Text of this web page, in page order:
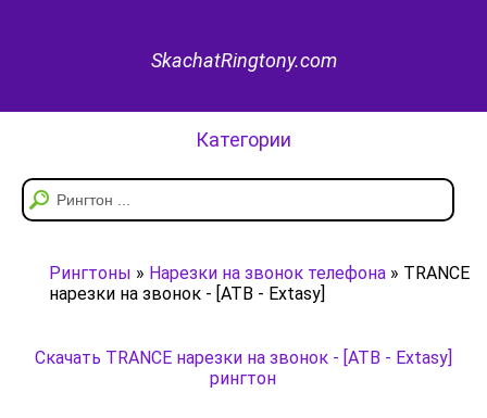
SkachatRingtony.com
Категории
Рингтоны » Нарезки на звонок телефона » TRANCE
нарезки на звонок - [ATB - Extasy]
Скачать TRANCE нарезки на звонок - [ATB - Extasy]
рингтон